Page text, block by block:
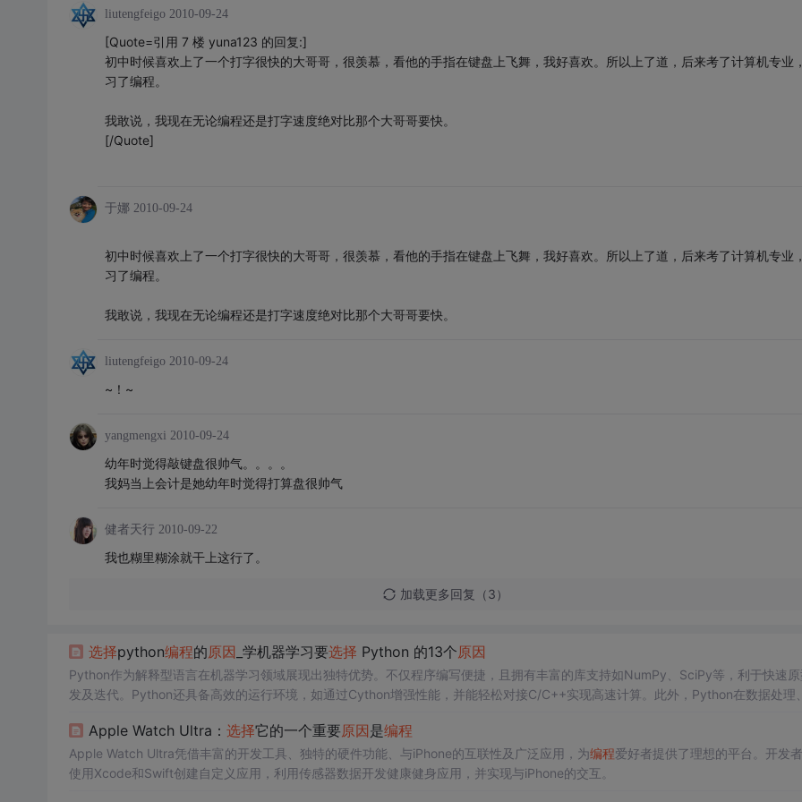
liutengfeigo 2010-09-24
[Quote=引用 7 楼 yuna123 的回复:]
初中时候喜欢上了一个打字很快的大哥哥，很羡慕，看他的手指在键盘上飞舞，我好喜欢。所以上了道，后来考了计算机专业
习了编程。
我敢说，我现在无论编程还是打字速度绝对比那个大哥哥要快。
[/Quote]
于娜 2010-09-24
初中时候喜欢上了一个打字很快的大哥哥，很羡慕，看他的手指在键盘上飞舞，我好喜欢。所以上了道，后来考了计算机专业
习了编程。
我敢说，我现在无论编程还是打字速度绝对比那个大哥哥要快。
liutengfeigo 2010-09-24
~！~
yangmengxi 2010-09-24
幼年时觉得敲键盘很帅气。。。。
我妈当上会计是她幼年时觉得打算盘很帅气
健者天行 2010-09-22
我也糊里糊涂就干上这行了。
加载更多回复（3）
选择python编程的原因 _学机器学习要选择 Python 的13个原因
Python作为解释型语言在机器学习领域展现出独特优势。不仅程序编写便捷，且拥有丰富的库支持如NumPy、SciPy等，利于快速原
发及迭代。Python还具备高效的运行环境，如通过Cython增强性能，并能轻松对接C/C++实现高速计算。此外，Python在数据处理
Apple Watch Ultra： 选择它的一个重要原因是编程
Apple Watch Ultra凭借丰富的开发工具、独特的硬件功能、与iPhone的互联性及广泛应用，为编程爱好者提供了理想的平台。开发
使用Xcode和Swift创建自定义应用，利用传感器数据开发健康健身应用，并实现与iPhone的交互。